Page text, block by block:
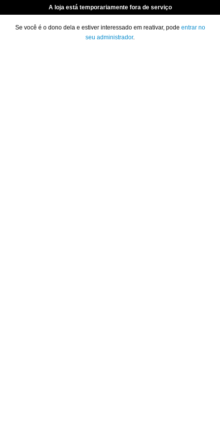
A loja está temporariamente fora de serviço
Se você é o dono dela e estiver interessado em reativar, pode entrar no
seu administrador.